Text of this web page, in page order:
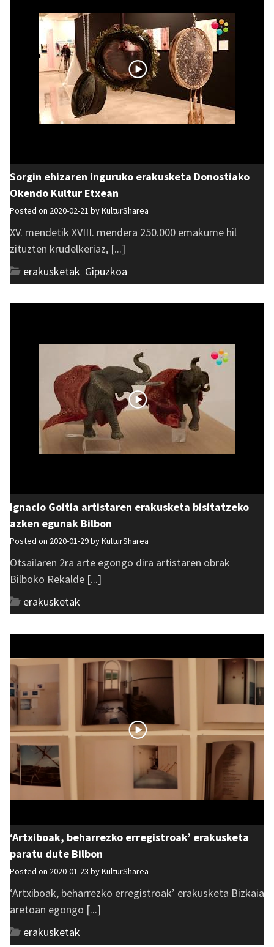
Sorgin ehizaren inguruko erakusketa Donostiako
Okendo Kultur Etxean
Posted on 2020-02-21 byKulturSharea
XV. mendetik XVIII. mendera 250.000 emakume hil
zituzten krudelkeriaz, [...]
erakusketak Gipuzkoa
Ignacio Goitia artistaren erakusketa bisitatzeko
azken egunak Bilbon
Posted on 2020-01-29 byKulturSharea
Otsailaren 2ra arte egongo dira artistaren obrak
Bilboko Rekalde [...]
erakusketak
‘Artxiboak, beharrezko erregistroak’ erakusketa
paratu dute Bilbon
Posted on 2020-01-23 byKulturSharea
‘Artxiboak, beharrezko erregistroak’ erakusketa Bizkaia
aretoan egongo [...]
erakusketak